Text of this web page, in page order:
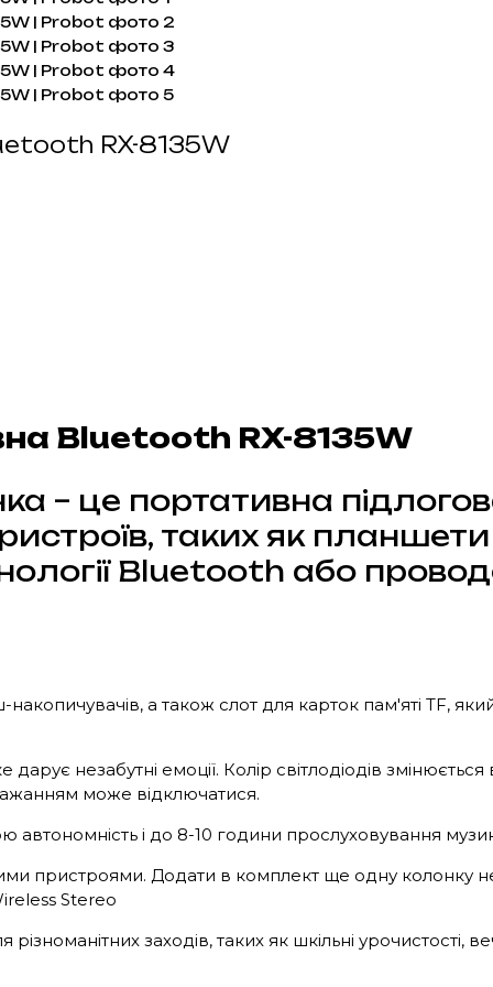
RX-8135W
Bluetooth RX-8135W
– це портативна
таких як
Bluetooth або
а також слот для карток пам'яті TF,
незабутні емоції. Колір світлодіодів
може відключатися.
і до 8-10 години прослуховування
пристроями. Додати в комплект ще одну
Stereo
заходів, таких як шкільні урочистості,